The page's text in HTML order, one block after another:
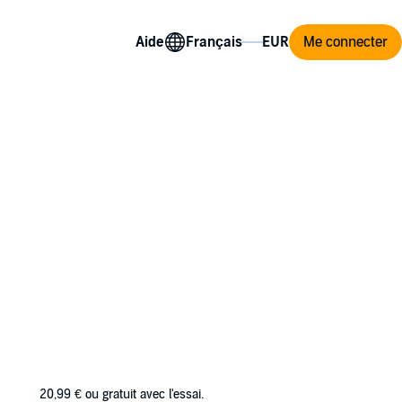
Aide Me connecter
person with the power to stop them: the
20,99 € ou gratuit avec l'essai.